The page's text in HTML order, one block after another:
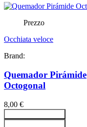
Prezzo
Occhiata veloce
Brand:
Quemador Pirámide
Octogonal
8,00 €